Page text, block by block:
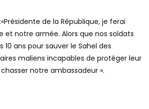
de la République, je ferai
et notre armée. Alors que nos soldats
ans pour sauver le Sahel des
maliens incapables de protéger leur
notre ambassadeur ».